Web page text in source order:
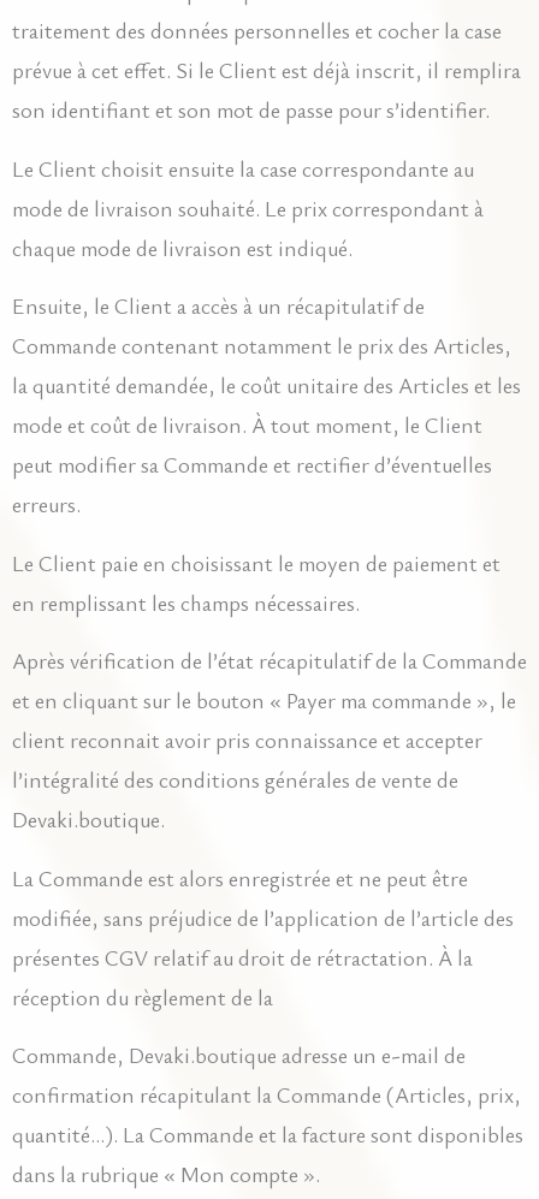
traitement des données personnelles et cocher la case
prévue à cet effet. Si le Client est déjà inscrit, il remplira
son identifiant et son mot de passe pour s’identifier.
Le Client choisit ensuite la case correspondante au
mode de livraison souhaité. Le prix correspondant à
chaque mode de livraison est indiqué.
Ensuite, le Client a accès à un récapitulatif de
Commande contenant notamment le prix des Articles,
la quantité demandée, le coût unitaire des Articles et les
mode et coût de livraison. À tout moment, le Client
peut modifier sa Commande et rectifier d’éventuelles
erreurs.
Le Client paie en choisissant le moyen de paiement et
en remplissant les champs nécessaires.
Après vérification de l’état récapitulatif de la Commande
et en cliquant sur le bouton « Payer ma commande », le
client reconnait avoir pris connaissance et accepter
l’intégralité des conditions générales de vente de
Devaki.boutique.
La Commande est alors enregistrée et ne peut être
modifiée, sans préjudice de l’application de l’article des
présentes CGV relatif au droit de rétractation. À la
réception du règlement de la
Commande, Devaki.boutique adresse un e-mail de
confirmation récapitulant la Commande (Articles, prix,
quantité…). La Commande et la facture sont disponibles
dans la rubrique « Mon compte ».